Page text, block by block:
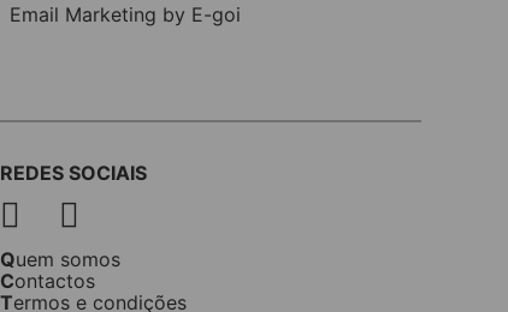
Email Marketing by E-goi
REDES SOCIAIS
Quem somos
Contactos
Termos e condições